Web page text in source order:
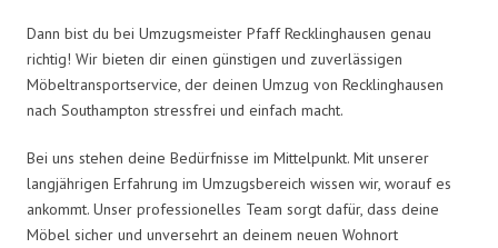
Dann bist du bei Umzugsmeister Pfaff Recklinghausen genau
richtig! Wir bieten dir einen günstigen und zuverlässigen
Möbeltransportservice, der deinen Umzug von Recklinghausen
nach Southampton stressfrei und einfach macht.
Bei uns stehen deine Bedürfnisse im Mittelpunkt. Mit unserer
langjährigen Erfahrung im Umzugsbereich wissen wir, worauf es
ankommt. Unser professionelles Team sorgt dafür, dass deine
Möbel sicher und unversehrt an deinem neuen Wohnort